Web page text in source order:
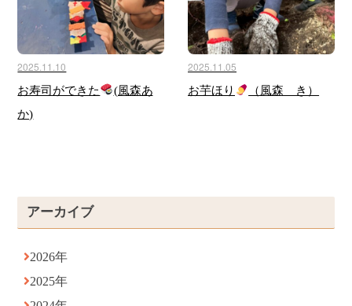
アーカイブ
2026年
2025年
2025.11.10
お寿司ができた
(風森あ
か)
2025.11.05
お芋ほり （風森 き）